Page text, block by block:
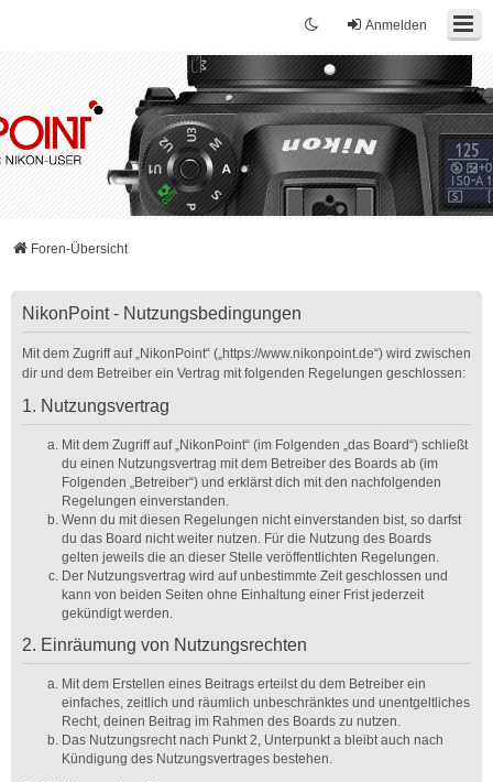
Anmelden
Foren-Übersicht
NikonPoint - Nutzungsbedingungen
Mit dem Zugriff auf „NikonPoint“ („https://www.nikonpoint.de“) wird zwischen
dir und dem Betreiber ein Vertrag mit folgenden Regelungen geschlossen:
1. Nutzungsvertrag
Mit dem Zugriff auf „NikonPoint“ (im Folgenden „das Board“) schließt
du einen Nutzungsvertrag mit dem Betreiber des Boards ab (im
Folgenden „Betreiber“) und erklärst dich mit den nachfolgenden
Regelungen einverstanden.
Wenn du mit diesen Regelungen nicht einverstanden bist, so darfst
du das Board nicht weiter nutzen. Für die Nutzung des Boards
gelten jeweils die an dieser Stelle veröffentlichten Regelungen.
Der Nutzungsvertrag wird auf unbestimmte Zeit geschlossen und
kann von beiden Seiten ohne Einhaltung einer Frist jederzeit
gekündigt werden.
2. Einräumung von Nutzungsrechten
Mit dem Erstellen eines Beitrags erteilst du dem Betreiber ein
einfaches, zeitlich und räumlich unbeschränktes und unentgeltliches
Recht, deinen Beitrag im Rahmen des Boards zu nutzen.
Das Nutzungsrecht nach Punkt 2, Unterpunkt a bleibt auch nach
Kündigung des Nutzungsvertrages bestehen.